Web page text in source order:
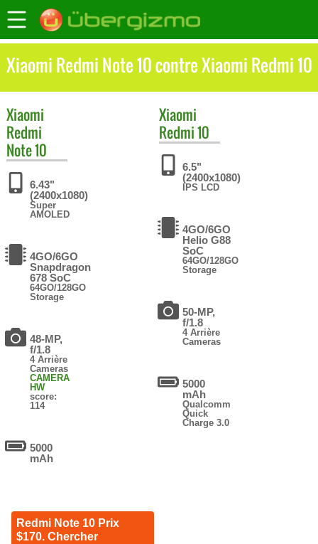
Xiaomi Redmi Note 10 contre Xiaomi Redmi 10
Xiaomi
Redmi
Note 10
6.43"
(2400x1080)
Super
AMOLED
4GO/6GO
Snapdragon
678 SoC
64GO/128GO
Storage
48-MP,
f/1.8
4 Arrière
Cameras
CAMERA
HW
score:
114
5000
mAh
Redmi Note 10 Prix
$170. Chercher
Xiaomi
Redmi 10
6.5"
(2400x1080)
IPS LCD
4GO/6GO
Helio G88
SoC
64GO/128GO
Storage
50-MP,
f/1.8
4 Arrière
Cameras
5000
mAh
Qualcomm
Quick
Charge 3.0